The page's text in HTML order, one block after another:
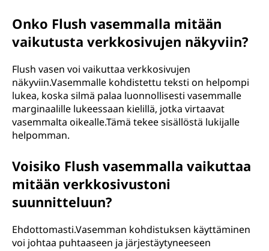
Onko Flush vasemmalla mitään
vaikutusta verkkosivujen näkyviin?
Flush vasen voi vaikuttaa verkkosivujen
näkyviin.Vasemmalle kohdistettu teksti on helpompi
lukea, koska silmä palaa luonnollisesti vasemmalle
marginaalille lukeessaan kielillä, jotka virtaavat
vasemmalta oikealle.Tämä tekee sisällöstä lukijalle
helpomman.
Voisiko Flush vasemmalla vaikuttaa
mitään verkkosivustoni
suunnitteluun?
Ehdottomasti.Vasemman kohdistuksen käyttäminen
voi johtaa puhtaaseen ja järjestäytyneeseen